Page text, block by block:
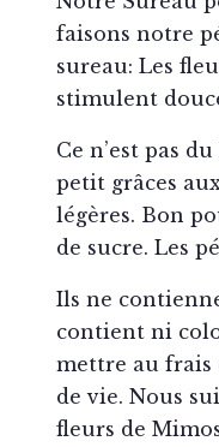
faisons notre
sureau: Les
stimulent
Ce n’est pas
petit grâces
légères. Bon
de sucre. Les
Ils ne
contient ni
mettre au frais
de vie. Nous
fleurs de